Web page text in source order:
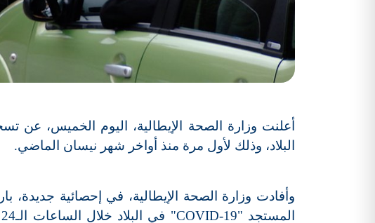
البلاد، وذلك لأول مرة منذ أواخر شهر نيسان الماضي.
وأفادت وزارة الصحة الإيطالية، في إحصائية جديدة،